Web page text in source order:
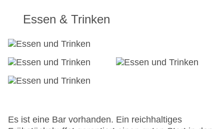
Haustiere
Zimmerservice
Gesamtanzahl der Zimmer: 86
Zahlungsarten: American Express, Diners Club,
Landeskategorie: 3 Sterne
Essen & Trinken
Es ist eine Bar vorhanden. Ein reichhaltiges